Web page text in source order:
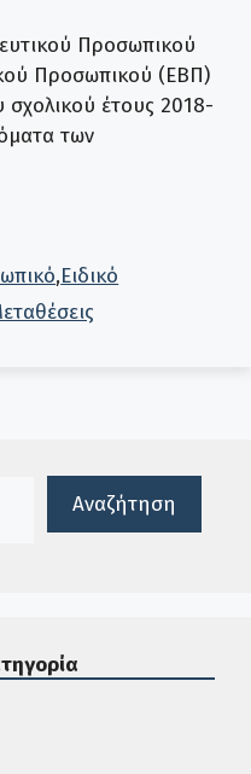
Προσωπικού
Προσωπικού (ΕΒΠ)
σχολικού έτους 2018-
των
,Ειδικό
Αναζήτηση